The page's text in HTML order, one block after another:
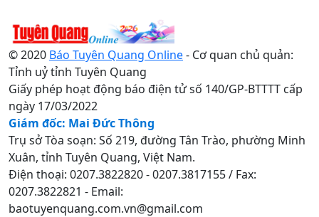
© 2020 Báo Tuyên Quang Online- Cơ quan chủ quản:
Tỉnh uỷ tỉnh Tuyên Quang
Giấy phép hoạt động báo điện tử số 140/GP-BTTTT cấp
ngày 17/03/2022
Giám đốc: Mai Đức Thông
Trụ sở Tòa soạn: Số 219, đường Tân Trào, phường Minh
Xuân, tỉnh Tuyên Quang, Việt Nam.
Điện thoại: 0207.3822820 - 0207.3817155 / Fax:
0207.3822821 - Email:
baotuyenquang.com.vn@gmail.com